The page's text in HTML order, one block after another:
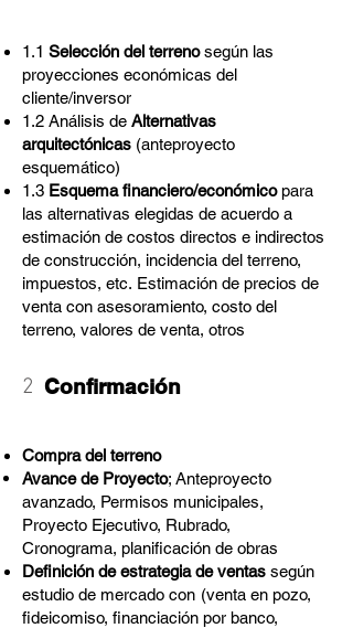
1.1 Selección del terrenosegún las
proyecciones económicas del
cliente/inversor
1.2 Análisis de Alternativas
arquitectónicas (anteproyecto
esquemático)
1.3 Esquema financiero/económicopara
las alternativas elegidas de acuerdo a
estimación de costos directos e indirectos
de construcción, incidencia del terreno,
impuestos, etc. Estimación de precios de
venta con asesoramiento, costo del
terreno, valores de venta, otros
2 Confirmación
Compra del terreno
Avance de Proyecto; Anteproyecto
avanzado, Permisos municipales,
Proyecto Ejecutivo, Rubrado,
Cronograma, planificación de obras
Definición de estrategia de ventas según
estudio de mercado con (venta en pozo,
fideicomiso, financiación por banco,